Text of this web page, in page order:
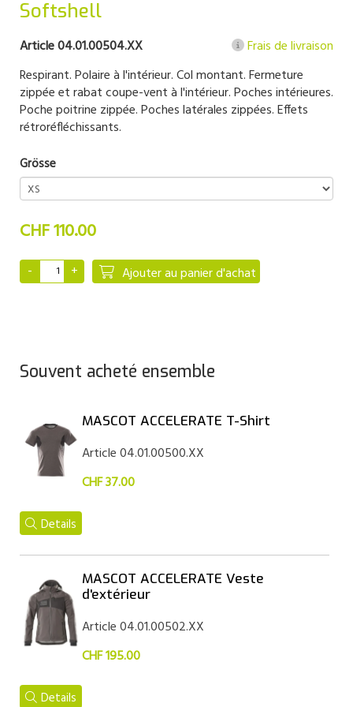
Softshell
Article 04.01.00504.XX
Frais de livraison
Respirant. Polaire à l'intérieur. Col montant. Fermeture
zippée et rabat coupe-vent à l'intérieur. Poches intérieures.
Poche poitrine zippée. Poches latérales zippées. Effets
rétroréfléchissants.
Grösse
CHF 110.00
Ajouter au panier d'achat
Souvent acheté ensemble
MASCOT ACCELERATE T-Shirt
Article 04.01.00500.XX
CHF 37.00
Details
MASCOT ACCELERATE Veste
d'extérieur
Article 04.01.00502.XX
CHF 195.00
Details